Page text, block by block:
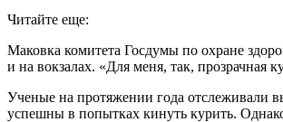
Читайте еще:
Маковка комитета Госдумы по охране
и на вокзалах. «Для меня, так,
Ученые на протяжении года отслеживали
успешны в попытках кинуть курить.